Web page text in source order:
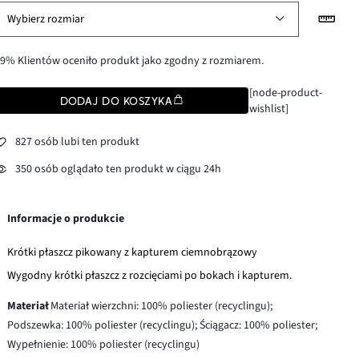
Wybierz rozmiar
Klientów oceniło produkt jako zgodny z rozmiarem.
DODAJ DO KOSZYKA
[node-product-
wishlist]
827 osób lubi ten produkt
350 osób oglądało ten produkt w ciągu 24h
Informacje o produkcie
Krótki płaszcz pikowany z kapturem ciemnobrązowy
Wygodny krótki płaszcz z rozcięciami po bokach i kapturem.
MateriałMateriał wierzchni: 100% poliester (recyclingu);
Podszewka: 100% poliester (recyclingu); Ściągacz: 100% poliester;
Wypełnienie: 100% poliester (recyclingu)